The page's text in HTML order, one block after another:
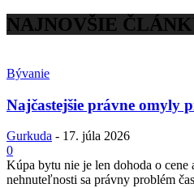
NAJNOVŠIE
Bývanie
Najčastejšie právne omyly
Gurkuda - 17. júla 2026
0
Kúpa bytu nie je len dohoda o
nehnuteľnosti sa právny problém